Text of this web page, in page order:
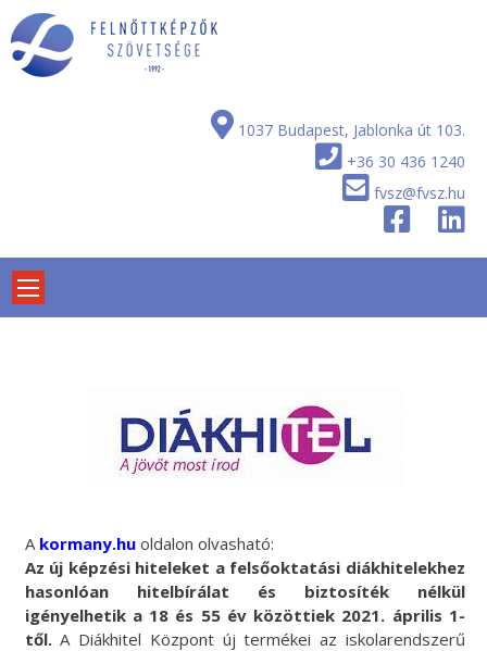
Skip
to
content
1037 Budapest, Jablonka út 103.
+36 30 436 1240
fvsz@fvsz.hu
A kormany.huoldalon olvasható:
Az új képzési hiteleket a felsőoktatási diákhitelekhez
hasonlóan hitelbírálat és biztosíték nélkül
igényelhetik a 18 és 55 év közöttiek 2021. április 1-
től.A Diákhitel Központ új termékei az iskolarendszerű